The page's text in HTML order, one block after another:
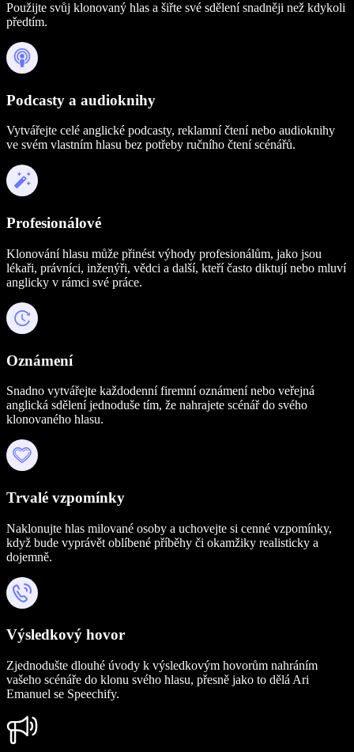
Použijte svůj klonovaný hlas a šiřte své sdělení snadněji než kdykoli
předtím.
Podcasty a audioknihy
Vytvářejte celé anglické podcasty, reklamní čtení nebo audioknihy
ve svém vlastním hlasu bez potřeby ručního čtení scénářů.
Profesionálové
Klonování hlasu může přinést výhody profesionálům, jako jsou
lékaři, právníci, inženýři, vědci a další, kteří často diktují nebo mluví
anglicky v rámci své práce.
Oznámení
Snadno vytvářejte každodenní firemní oznámení nebo veřejná
anglická sdělení jednoduše tím, že nahrajete scénář do svého
klonovaného hlasu.
Trvalé vzpomínky
Naklonujte hlas milované osoby a uchovejte si cenné vzpomínky,
když bude vyprávět oblíbené příběhy či okamžiky realisticky a
dojemně.
Výsledkový hovor
Zjednodušte dlouhé úvody k výsledkovým hovorům nahráním
vašeho scénáře do klonu svého hlasu, přesně jako to dělá Ari
Emanuel se Speechify.